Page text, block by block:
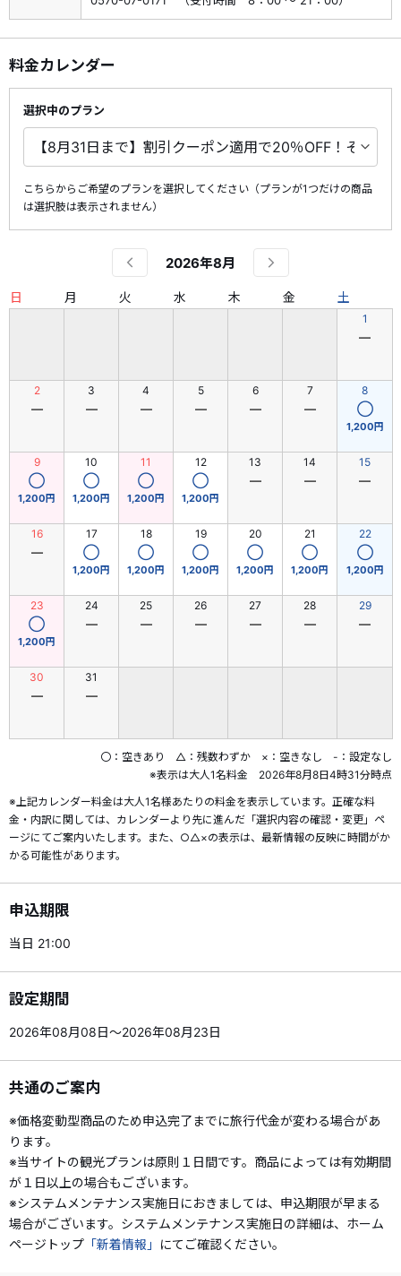
料金カレンダー
選択中のプラン
こちらからご希望のプランを選択してください（プランが1つだけの商品
は選択肢は表示されません）
2026年8月
日 月 火 水 木 金 土
1
―
2
―
3
―
4
―
5
―
6
―
7
―
8
◯
1,200円
9
◯
1,200円
10
◯
1,200円
11
◯
1,200円
12
◯
1,200円
13
―
14
―
15
―
16
―
17
◯
1,200円
18
◯
1,200円
19
◯
1,200円
20
◯
1,200円
21
◯
1,200円
22
◯
1,200円
23
◯
1,200円
24
―
25
―
26
―
27
―
28
―
29
―
30
―
31
―
〇：空きあり △：残数わずか ×：空きなし -：設定なし
※表示は大人1名料金 2026年8月8日4時31分時点
※上記カレンダー料金は大人1名様あたりの料金を表示しています。正確な料
金・内訳に関しては、カレンダーより先に進んだ「選択内容の確認・変更」ペ
ージにてご案内いたします。また、○△×の表示は、最新情報の反映に時間がか
かる可能性があります。
申込期限
当日 21:00
設定期間
2026年08月08日～2026年08月23日
共通のご案内
※価格変動型商品のため申込完了までに旅行代金が変わる場合があ
ります。
※当サイトの観光プランは原則１日間です。商品によっては有効期間
が１日以上の場合もございます。
※システムメンテナンス実施日におきましては、申込期限が早まる
場合がございます。システムメンテナンス実施日の詳細は、ホーム
ページトップ 「新着情報」 にてご確認ください。